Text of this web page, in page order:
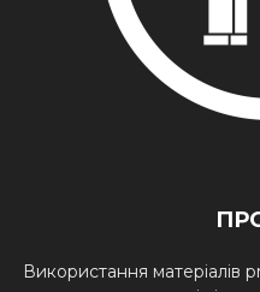
Використання матеріалів